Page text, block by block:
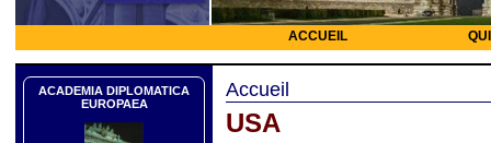
ACCUEIL
ACADEMIA DIPLOMATICA
EUROPAEA
Accueil
USA